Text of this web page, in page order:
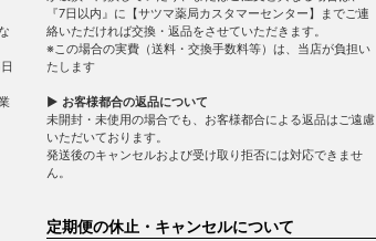
『7日以内』に【サツマ薬局カスタマーセンター】までご連
絡いただければ交換・返品をさせていただきます。
※この場合の実費（送料・交換手数料等）は、当店が負担い
たします
▶ お客様都合の返品について
未開封・未使用の場合でも、お客様都合による返品はご遠慮
いただいております。
発送後のキャンセルおよび受け取り拒否には対応できませ
ん。
定期便の休止・キャンセルについて